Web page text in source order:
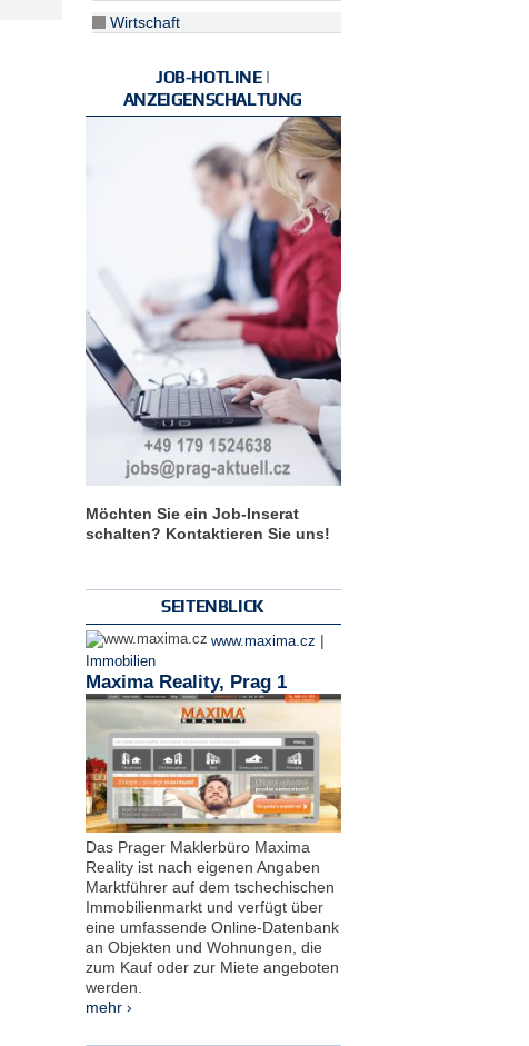
Wirtschaft
JOB-HOTLINE |
ANZEIGENSCHALTUNG
Möchten Sie ein Job-Inserat
schalten? Kontaktieren Sie uns!
SEITENBLICK
www.maxima.cz |
Immobilien
Maxima Reality, Prag 1
Das Prager Maklerbüro Maxima
Reality ist nach eigenen Angaben
Marktführer auf dem tschechischen
Immobilienmarkt und verfügt über
eine umfassende Online-Datenbank
an Objekten und Wohnungen, die
zum Kauf oder zur Miete angeboten
werden.
mehr ›